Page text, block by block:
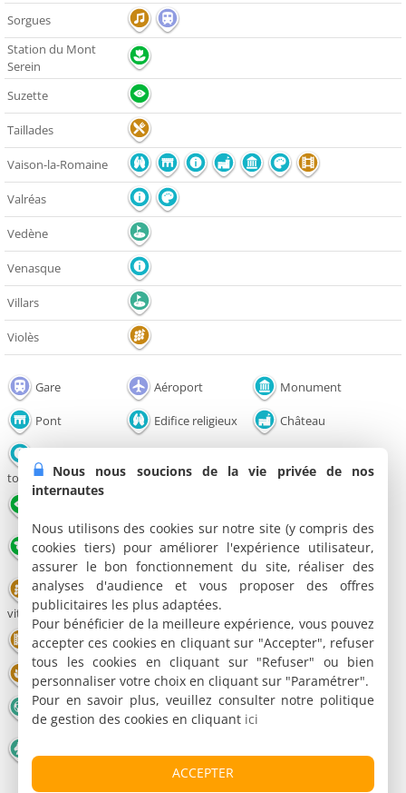
Sorgues
Station du Mont
Serein
Suzette
Taillades
Vaison-la-Romaine
Valréas
Vedène
Venasque
Villars
Violès
Gare Aéroport Monument
Pont Edifice religieux Château
tourisme
Musée Grotte
Lac / Plan d'eau
Congrès - Parc
Expo
Restaurant
Domaine
viticole
Salle de
spectacles
Cinéma Parc animalier Parc de loisirs
Bowling Divers
Football Patinoire Golf
Nous nous soucions de la vie privée de nos
internautes
Nous utilisons des cookies sur notre site (y compris des
cookies tiers) pour améliorer l'expérience utilisateur,
assurer le bon fonctionnement du site, réaliser des
analyses d'audience et vous proposer des offres
publicitaires les plus adaptées.
Pour bénéficier de la meilleure expérience, vous pouvez
accepter ces cookies en cliquant sur "Accepter", refuser
tous les cookies en cliquant sur "Refuser" ou bien
personnaliser votre choix en cliquant sur "Paramétrer".
Pour en savoir plus, veuillez consulter notre politique
de gestion des cookies en cliquant ici
ACCEPTER